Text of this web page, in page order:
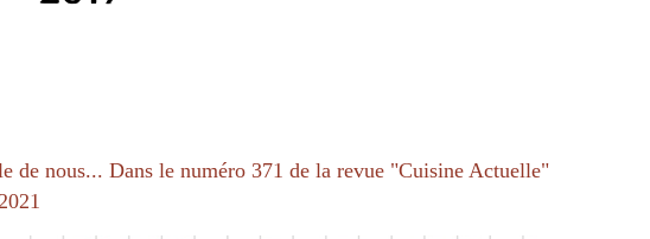
de nous... Dans le numéro 371 de la revue "Cuisine Actuelle"